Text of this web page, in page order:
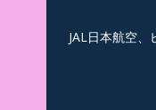
JAL日本航空